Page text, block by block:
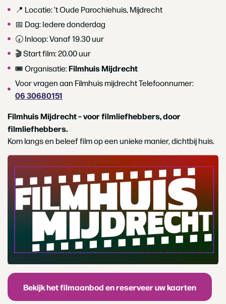
📍 Locatie: ’t Oude Parochiehuis, Mijdrecht
📅 Dag: Iedere donderdag
🕢 Inloop: Vanaf 19.30 uur
🎬 Start film: 20.00 uur
🎟️ Organisatie:Filmhuis Mijdrecht
Voor vragen aan Filmhuis mijdrecht Telefoonnumer:
06 30680151
Filmhuis Mijdrecht – voor filmliefhebbers, door
filmliefhebbers.
Kom langs en beleef film op een unieke manier, dichtbij huis.
Bekijk het filmaanbod en reserveer uw kaarten